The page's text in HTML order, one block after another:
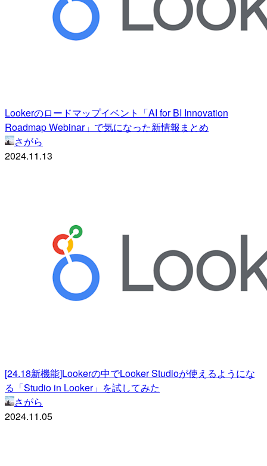
Lookerのロードマップイベント「AI for BI Innovation
Roadmap Webinar」で気になった新情報まとめ
さがら
2024.11.13
[24.18新機能]Lookerの中でLooker Studioが使えるようにな
る「Studio in Looker」を試してみた
さがら
2024.11.05